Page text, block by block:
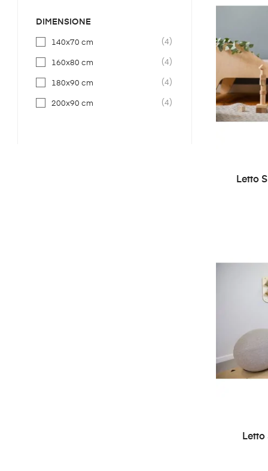
DIMENSIONE
140x70 cm (4)
160x80 cm (4)
180x90 cm (4)
200x90 cm (4)
Letto
Letto